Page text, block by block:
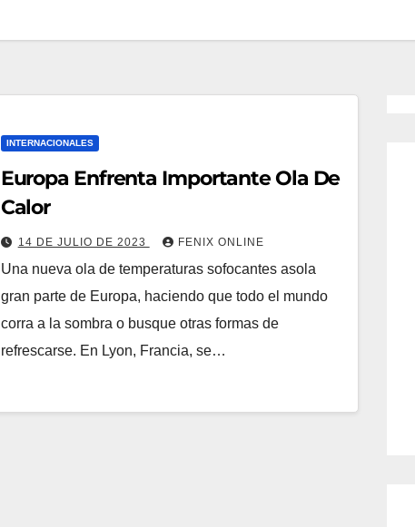
INTERNACIONALES
Europa Enfrenta Importante Ola De
Calor
14 DE JULIO DE 2023 FENIX ONLINE
Una nueva ola de temperaturas sofocantes asola
gran parte de Europa, haciendo que todo el mundo
corra a la sombra o busque otras formas de
refrescarse. En Lyon, Francia, se…